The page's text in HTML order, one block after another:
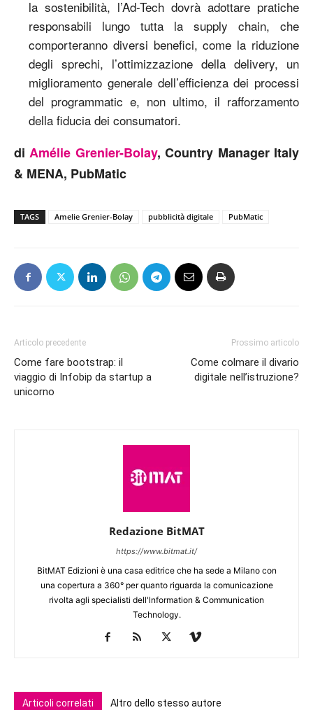
la sostenibilità, l’Ad-Tech dovrà adottare pratiche
responsabili lungo tutta la supply chain, che
comporteranno diversi benefici, come la riduzione
degli sprechi, l’ottimizzazione della delivery, un
miglioramento generale dell’efficienza dei processi
del programmatic e, non ultimo, il rafforzamento
della fiducia dei consumatori.
diAmélie Grenier-Bolay, Country Manager Italy
& MENA, PubMatic
TAGS Amelie Grenier-Bolay pubblicità digitale PubMatic
Articolo precedente
Come fare bootstrap: il
viaggio di Infobip da startup a
unicorno
Prossimo articolo
Come colmare il divario
digitale nell’istruzione?
Redazione BitMAT
https://www.bitmat.it/
BitMAT Edizioni è una casa editrice che ha sede a Milano con
una copertura a 360° per quanto riguarda la comunicazione
rivolta agli specialisti dell'lnformation & Communication
Technology.
Articoli correlati Altro dello stesso autore